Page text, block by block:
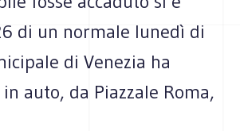
di un normale lunedì di
di Venezia ha
auto, da Piazzale Roma,